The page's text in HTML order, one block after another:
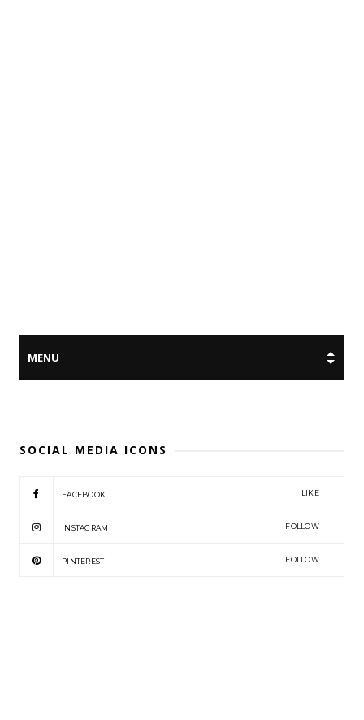
SOCIAL MEDIA ICONS
FACEBOOK LIKE
INSTAGRAM FOLLOW
PINTEREST FOLLOW